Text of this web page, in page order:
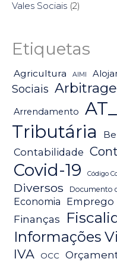
Vales Sociais (2)
Etiquetas
Agricultura AIMI
Sociais
Arrendamento
Tributária
Contabilidade
Covid-19 Código
Diversos Documento
Economia Emprego
Finanças
Informações
IVA OCC